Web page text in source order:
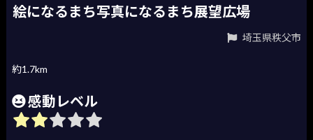
絵になるまち写真になるまち展望広場
埼玉県秩父市
約1.7km
感動レベル